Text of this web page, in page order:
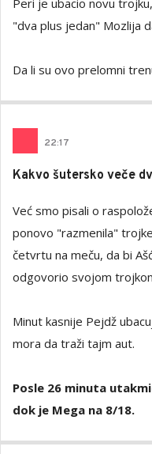
Peri je ubacio novu
"dva plus jedan" Mozlija
Da li su ovo prelomni
22:17
Kakvo šutersko veče
Već smo pisali o
ponovo "razmenila"
četvrtu na meču, da bi
odgovorio svojom
Minut kasnije Pejdž
mora da traži tajm aut.
Posle 26 minuta
dok je Mega na 8/18.